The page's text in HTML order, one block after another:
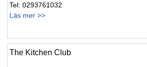
Tel: 0293761032
Läs mer >>
The Kitchen Club